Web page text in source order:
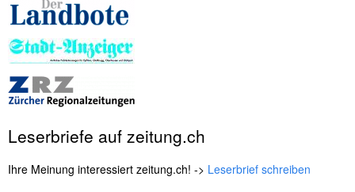
Leserbriefe auf zeitung.ch
Ihre Meinung interessiert zeitung.ch! -> Leserbrief schreiben